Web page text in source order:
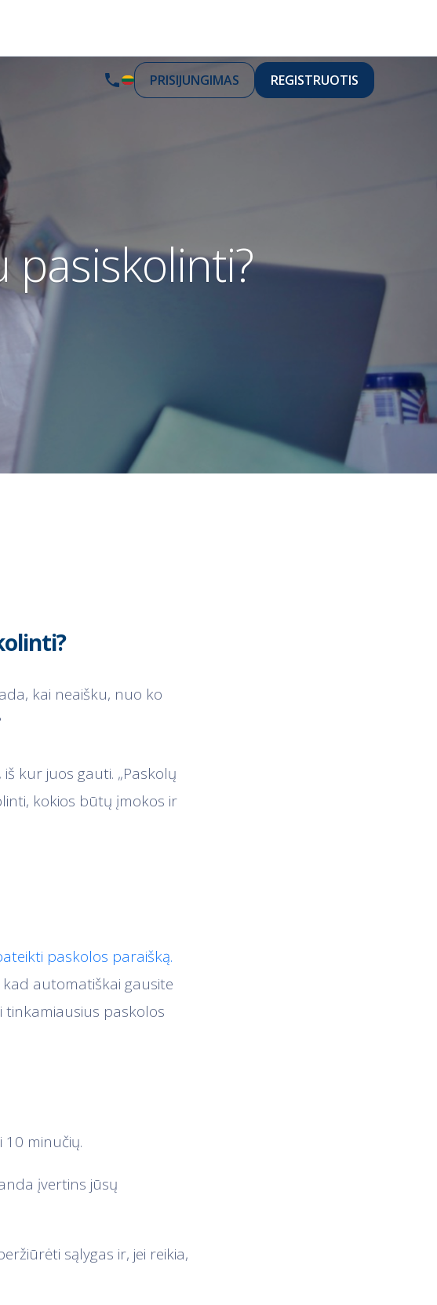
PRISIJUNGIMAS REGISTRUOTIS
pasiskolinti?
kai neaišku, nuo ko
kur juos gauti. „Paskolų
kokios būtų įmokos ir
paskolos paraišką.
automatiškai gausite
tinkamiausius paskolos
minučių.
įvertins jūsų
sąlygas ir, jei reikia,